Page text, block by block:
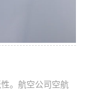
。航空公司空航